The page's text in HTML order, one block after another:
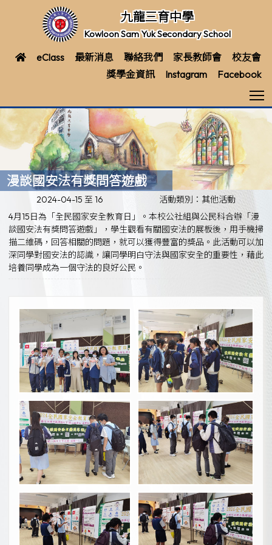
九龍三育中學
Kowloon Sam Yuk Secondary School
eClass 最新消息 聯絡我們 家長教師會
校友會
獎學金資訊
Instagram Facebook
漫談國安法有獎問答遊戲
2024-04-15 至 16
活動類別：其他活動
4月15日為 「全民國家安全教育日」
。本校公社組與公民科合辦「漫
談國安法有獎問答遊戲」，學生觀看有關國安法的展板後，用手機掃
描二維碼，回答相關的問題，就可以獲得豐富的獎品。此活動可以加
深同學對國安法的認識，讓同學明白守法與國家安全的重要性，藉此
培養同學成為一個守法的良好公民。